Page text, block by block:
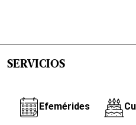
SERVICIOS
Efemérides